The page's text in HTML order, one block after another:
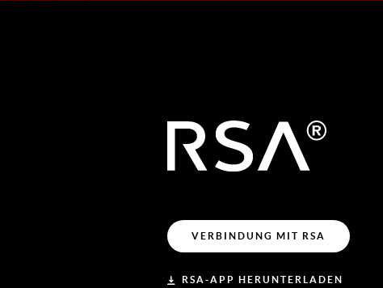
VERBINDUNG MIT RSA
RSA-APP HERUNTERLADEN